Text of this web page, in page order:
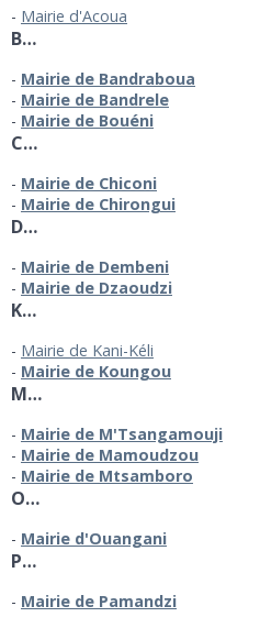
Mairie d'Acoua
B…
Mairie de Bandraboua
Mairie de Bandrele
Mairie de Bouéni
C…
Mairie de Chiconi
Mairie de Chirongui
D…
Mairie de Dembeni
Mairie de Dzaoudzi
K…
Mairie de Kani-Kéli
Mairie de Koungou
M…
Mairie de M'Tsangamouji
Mairie de Mamoudzou
Mairie de Mtsamboro
O…
Mairie d'Ouangani
P…
Mairie de Pamandzi